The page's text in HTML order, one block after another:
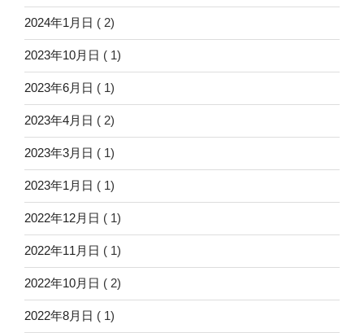
2024年1月日 ( 2)
2023年10月日 ( 1)
2023年6月日 ( 1)
2023年4月日 ( 2)
2023年3月日 ( 1)
2023年1月日 ( 1)
2022年12月日 ( 1)
2022年11月日 ( 1)
2022年10月日 ( 2)
2022年8月日 ( 1)